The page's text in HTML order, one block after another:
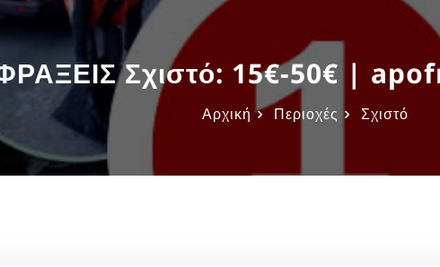
Σχιστό: 15€-50€ |
Αρχική Περιοχές Σχιστό